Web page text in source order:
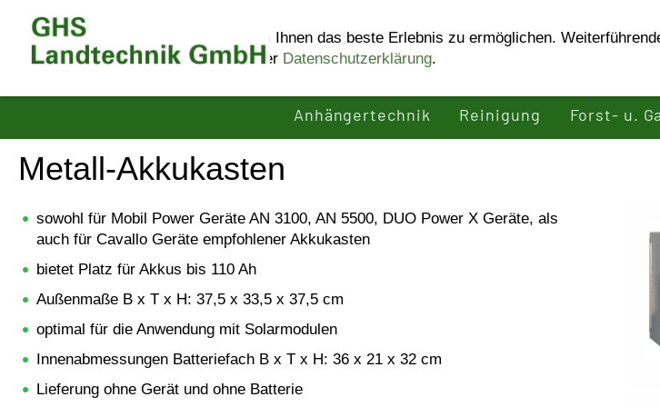
Anhängertechnik Reinigung Forst- u.
Metall-Akkukasten
sowohl für Mobil Power Geräte AN 3100, AN 5500, DUO Power X Geräte, als
auch für Cavallo Geräte empfohlener Akkukasten
bietet Platz für Akkus bis 110 Ah
Außenmaße B x T x H: 37,5 x 33,5 x 37,5 cm
optimal für die Anwendung mit Solarmodulen
Innenabmessungen Batteriefach B x T x H: 36 x 21 x 32 cm
Lieferung ohne Gerät und ohne Batterie
Diese Website benutzt Cookies, um Ihnen das beste Erlebnis zu ermöglichen.
Informationen erhalten Sie in unserer Datenschutzerklärung.